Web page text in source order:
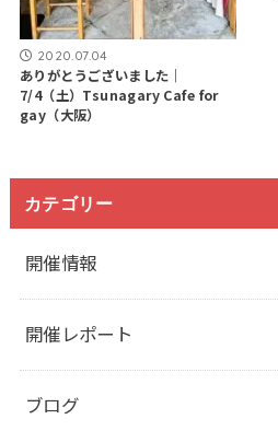
2020.07.04
ありがとうございました｜
7/4（土）Tsunagary Cafe for
gay（大阪）
カテゴリー
開催情報
開催レポート
ブログ